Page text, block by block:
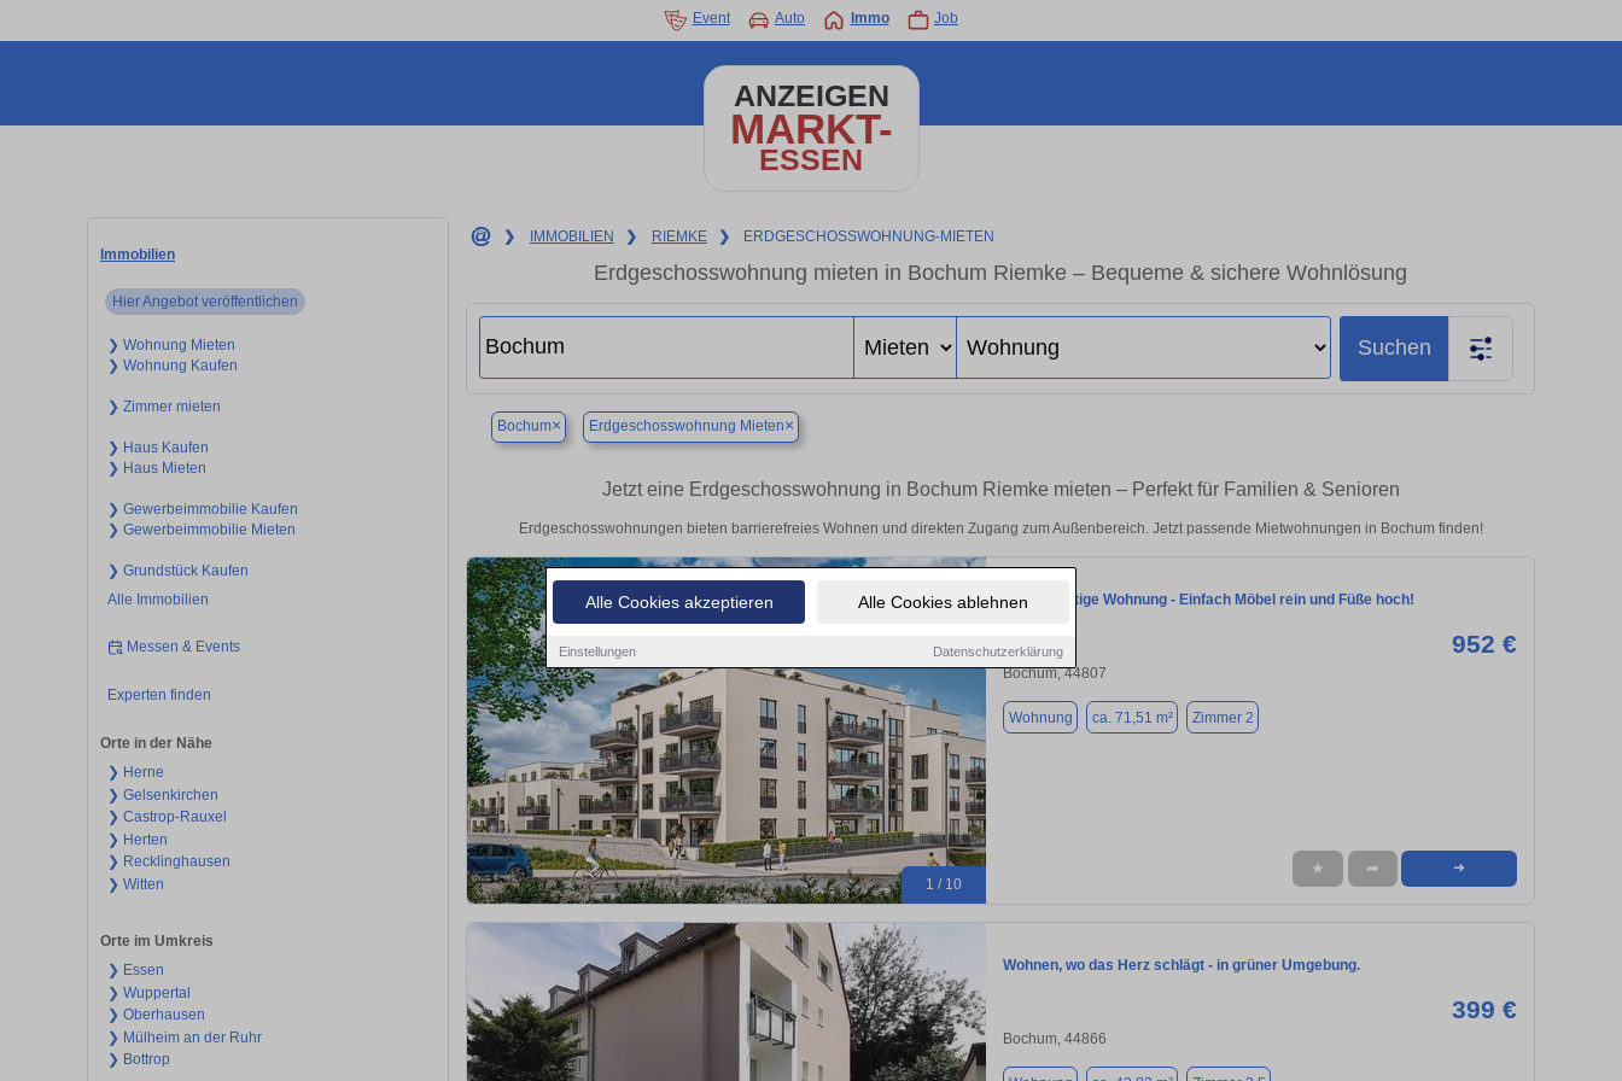
Alle Cookies akzeptieren Alle Cookies ablehnen
Einstellungen Datenschutzerklärung
Event Auto Immo Job
ANZEIGEN
MARKT-
ESSEN
Immobilien
Hier Angebot veröffentlichen
❯ Wohnung Mieten
❯ Wohnung Kaufen
❯ Zimmer mieten
❯ Haus Kaufen
❯ Haus Mieten
❯ Gewerbeimmobilie Kaufen
❯ Gewerbeimmobilie Mieten
❯ Grundstück Kaufen
Alle Immobilien
Messen & Events
Experten finden
Orte in der Nähe
❯ Herne
❯ Gelsenkirchen
❯ Castrop-Rauxel
❯ Herten
❯ Recklinghausen
❯ Witten
Orte im Umkreis
❯ Essen
❯ Wuppertal
❯ Oberhausen
❯ Mülheim an der Ruhr
❯ Bottrop
❯ IMMOBILIEN ❯ RIEMKE ❯ ERDGESCHOSSWOHNUNG-MIETEN
Erdgeschosswohnung mieten in Bochum Riemke – Bequeme & sichere Wohnlösung
Suchen
Bochum× Erdgeschosswohnung Mieten×
Jetzt eine Erdgeschosswohnung in Bochum Riemke mieten – Perfekt für Familien & Senioren
Erdgeschosswohnungen bieten barrierefreies Wohnen und direkten Zugang zum Außenbereich. Jetzt passende Mietwohnungen in Bochum finden!
1 / 10
Bezugsfertige Wohnung - Einfach Möbel rein und Füße hoch!
952 €
Bochum, 44807
Wohnung ca. 71,51 m² Zimmer 2
★ ➦ ➜
Wohnen, wo das Herz schlägt - in grüner Umgebung.
399 €
Bochum, 44866